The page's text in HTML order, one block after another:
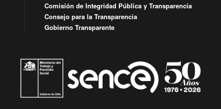
Comisión de Integridad Pública y Transparencia
Consejo para la Transparencia
Gobierno Transparente